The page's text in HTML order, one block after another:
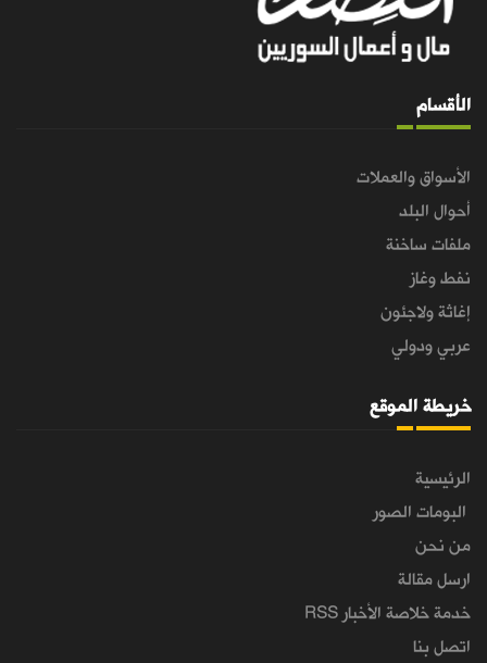
الأقسام
الأسواق والعملات
أحوال البلد
ملفات ساخنة
نفط وغاز
إغاثة ولاجئون
عربي ودولي
خريطة الموقع
الرئيسية
البومات الصور
من نحن
ارسل مقالة
خدمة خلاصة الأخبار RSS
اتصل بنا